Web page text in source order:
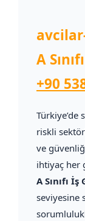
A
+90
Türkiye’de
riskli
ve
ihtiyaç her
A Sınıfı
seviyesine